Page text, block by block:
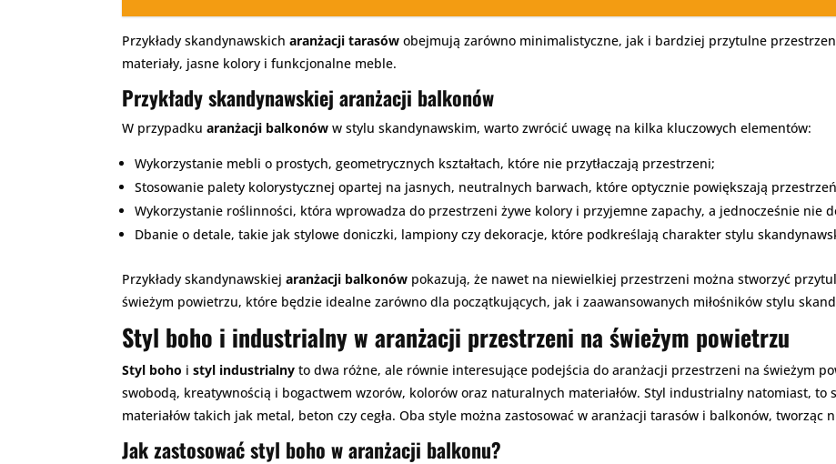
Przykłady skandynawskicharanżacji tarasów obejmują zarówno minimalistyczne, jak i bardziej przytulne
materiały, jasne kolory i funkcjonalne meble.
Przykłady skandynawskiej aranżacji balkonów
W przypadkuaranżacji balkonów w stylu skandynawskim, warto zwrócić uwagę na kilka kluczowych elementów:
Wykorzystanie mebli o prostych, geometrycznych kształtach, które nie przytłaczają przestrzeni;
Stosowanie palety kolorystycznej opartej na jasnych, neutralnych barwach, które optycznie powiększają
Wykorzystanie roślinności, która wprowadza do przestrzeni żywe kolory i przyjemne zapachy, a jednocześnie nie
Dbanie o detale, takie jak stylowe doniczki, lampiony czy dekoracje, które podkreślają charakter stylu
Przykłady skandynawskiejaranżacji balkonów pokazują, że nawet na niewielkiej przestrzeni można stworzyć
świeżym powietrzu, które będzie idealne zarówno dla początkujących, jak i zaawansowanych miłośników stylu
Styl boho i industrialny w aranżacji przestrzeni na świeżym powietrzu
Styl boho istyl industrialny to dwa różne, ale równie interesujące podejścia do aranżacji przestrzeni na świeżym
swobodą, kreatywnością i bogactwem wzorów, kolorów oraz naturalnych materiałów. Styl industrialny natomiast, to
materiałów takich jak metal, beton czy cegła. Oba style można zastosować w aranżacji tarasów i balkonów,
Jak zastosować styl boho w aranżacji balkonu?